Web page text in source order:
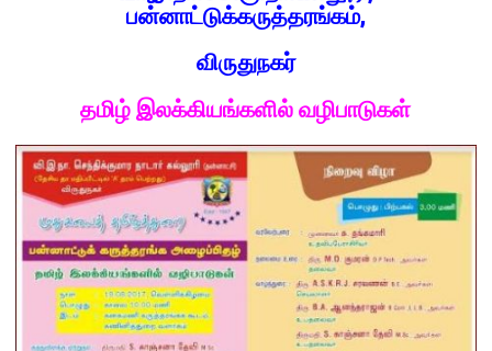
பன்னாட்டுக்கருத்தரங்கம்,
விருதுநகர்
தமிழ் இலக்கியங்களில் வழிபாடுகள்